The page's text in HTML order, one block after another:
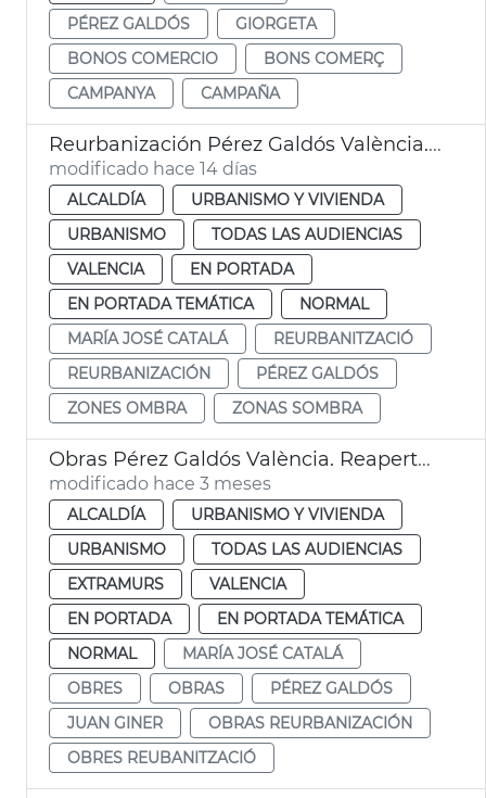
PÉREZ GALDÓS
GIORGETA
BONOS COMERCIO
BONS COMERÇ
CAMPANYA
CAMPAÑA
Reurbanización Pérez Galdós València. Zonas sombra
modificado hace 14 días
ALCALDÍA
URBANISMO Y VIVIENDA
URBANISMO
TODAS LAS AUDIENCIAS
VALENCIA
EN PORTADA
EN PORTADA TEMÁTICA
NORMAL
MARÍA JOSÉ CATALÁ
REURBANITZACIÓ
REURBANIZACIÓN
PÉREZ GALDÓS
ZONES OMBRA
ZONAS SOMBRA
Obras Pérez Galdós València. Reapertura
modificado hace 3 meses
ALCALDÍA
URBANISMO Y VIVIENDA
URBANISMO
TODAS LAS AUDIENCIAS
EXTRAMURS
VALENCIA
EN PORTADA
EN PORTADA TEMÁTICA
NORMAL
MARÍA JOSÉ CATALÁ
OBRES
OBRAS
PÉREZ GALDÓS
JUAN GINER
OBRAS REURBANIZACIÓN
OBRES REUBANITZACIÓ